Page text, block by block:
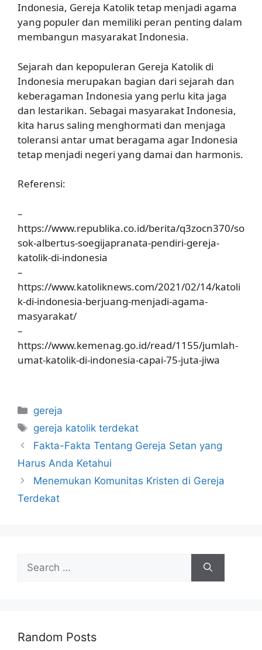
Indonesia, Gereja Katolik tetap menjadi agama
yang populer dan memiliki peran penting dalam
membangun masyarakat Indonesia.
Sejarah dan kepopuleran Gereja Katolik di
Indonesia merupakan bagian dari sejarah dan
keberagaman Indonesia yang perlu kita jaga
dan lestarikan. Sebagai masyarakat Indonesia,
kita harus saling menghormati dan menjaga
toleransi antar umat beragama agar Indonesia
tetap menjadi negeri yang damai dan harmonis.
Referensi:
–
https://www.republika.co.id/berita/q3zocn370/so
sok-albertus-soegijapranata-pendiri-gereja-
katolik-di-indonesia
–
https://www.katoliknews.com/2021/02/14/katoli
k-di-indonesia-berjuang-menjadi-agama-
masyarakat/
–
https://www.kemenag.go.id/read/1155/jumlah-
umat-katolik-di-indonesia-capai-75-juta-jiwa
Categories
gereja
Tags
gereja katolik terdekat
Fakta-Fakta Tentang Gereja Setan yang
Harus Anda Ketahui
Menemukan Komunitas Kristen di Gereja
Terdekat
for:
Random Posts